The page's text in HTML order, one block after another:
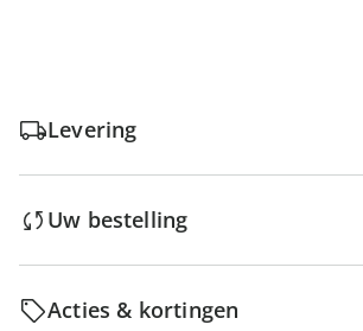
Levering
Uw bestelling
Acties & kortingen